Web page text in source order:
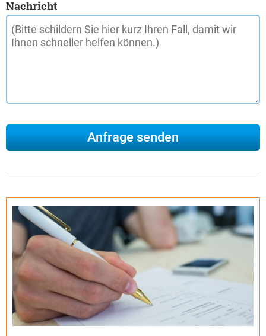
Nachricht